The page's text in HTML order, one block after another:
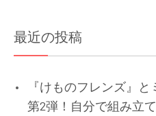
ョ
ン
最近の投稿
『けものフレンズ』
第2弾！自分で組み立